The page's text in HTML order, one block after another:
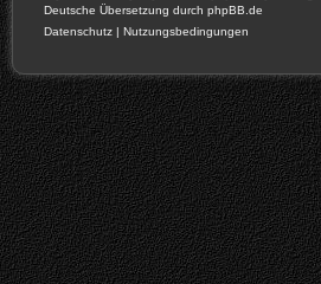
Deutsche Übersetzung durch phpBB.de
Datenschutz | Nutzungsbedingungen